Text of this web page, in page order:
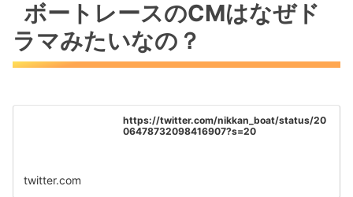
ボートレースのCMはなぜド
ラマみたいなの？
https://twitter.com/nikkan_boat/status/20
06478732098416907?s=20
twitter.com